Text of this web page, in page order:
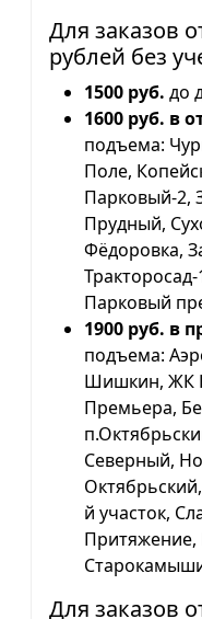
Для заказов
рублей без
1500 руб. до
1600 руб. в
подъема:
Поле,
Парковый-2,
Прудный,
Фёдоровка,
Парковый
1900 руб. в
подъема:
Шишкин, ЖК
Премьера,
Северный,
й участок,
Притяжение,
Для заказов